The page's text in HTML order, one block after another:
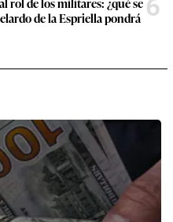
de la Espriella pondrá 6